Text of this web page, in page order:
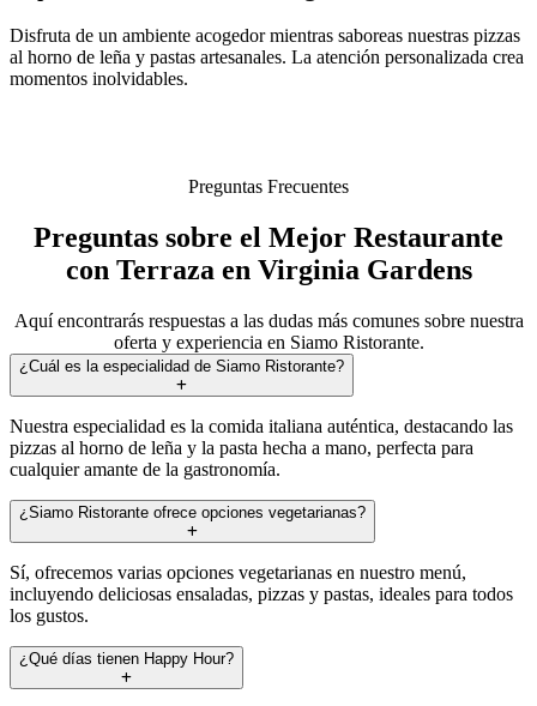
Disfruta de un ambiente acogedor mientras saboreas nuestras pizzas
al horno de leña y pastas artesanales. La atención personalizada crea
momentos inolvidables.
Preguntas Frecuentes
Preguntas sobre el Mejor Restaurante
con Terraza en Virginia Gardens
Aquí encontrarás respuestas a las dudas más comunes sobre nuestra
oferta y experiencia en Siamo Ristorante.
¿Cuál es la especialidad de Siamo Ristorante?
Nuestra especialidad es la comida italiana auténtica, destacando las
pizzas al horno de leña y la pasta hecha a mano, perfecta para
cualquier amante de la gastronomía.
¿Siamo Ristorante ofrece opciones vegetarianas?
Sí, ofrecemos varias opciones vegetarianas en nuestro menú,
incluyendo deliciosas ensaladas, pizzas y pastas, ideales para todos
los gustos.
¿Qué días tienen Happy Hour?